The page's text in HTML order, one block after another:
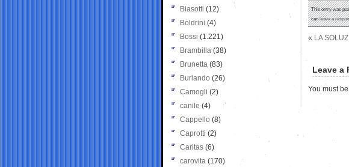
This entry was
canleave a
« LA
Leave a
You must be
Biasotti (12)
Boldrini (4)
Bossi (1.221)
Brambilla (38)
Brunetta (83)
Burlando (26)
Camogli (2)
canile (4)
Cappello (8)
Caprotti (2)
Caritas (6)
carovita (170)